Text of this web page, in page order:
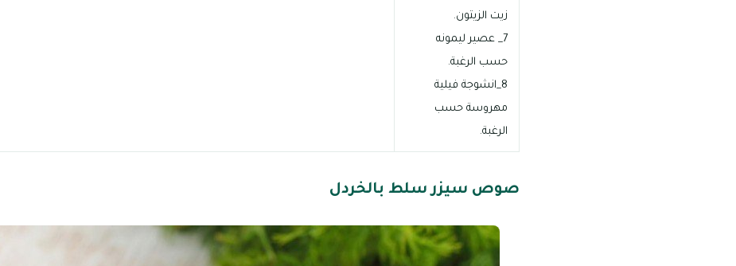
زيت الزيتون.
7_ عصير ليمونه
حسب الرغبة.
8_انشوجة فيلية
مهروسة حسب
الرغبة.
صوص سيزر سلط بالخردل